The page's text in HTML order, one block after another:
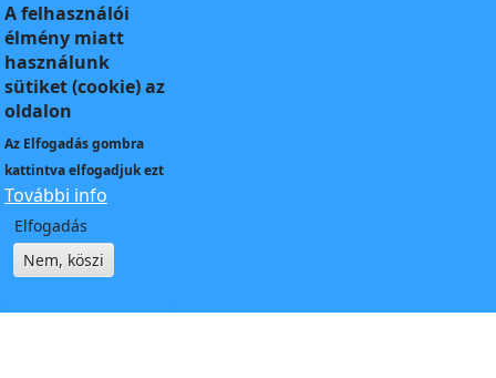
A felhasználói
élmény miatt
használunk
sütiket (cookie) az
oldalon
Az Elfogadásgombra
kattintva elfogadjuk ezt
További info
Elfogadás
Nem, köszi